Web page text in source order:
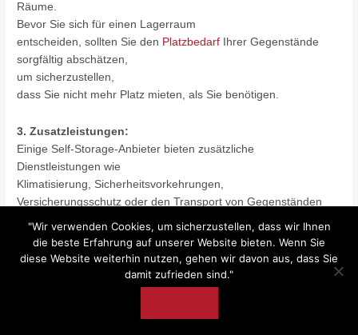
Räume.
Bevor Sie sich für einen Lagerraum
entscheiden, sollten Sie den Platzbedarf Ihrer Gegenstände
sorgfältig abschätzen,
um sicherzustellen,
dass Sie nicht mehr Platz mieten, als Sie benötigen.
3. Zusatzleistungen:
Einige Self-Storage-Anbieter bieten zusätzliche
Dienstleistungen wie
Klimatisierung, Sicherheitsvorkehrungen,
Versicherungsschutz oder den Transport von Gegenständen
Diese Zusatzleistungen können die Gesamtkosten für Self-
Storage
erhöhen, sind jedoch oft lohnenswert,
um die Sicherheit und den Schutz Ihrer Besitztümer zu
"Wir verwenden Cookies, um sicherzustellen, dass wir Ihnen
die beste Erfahrung auf unserer Website bieten. Wenn Sie
diese Website weiterhin nutzen, gehen wir davon aus, dass Sie
damit zufrieden sind."